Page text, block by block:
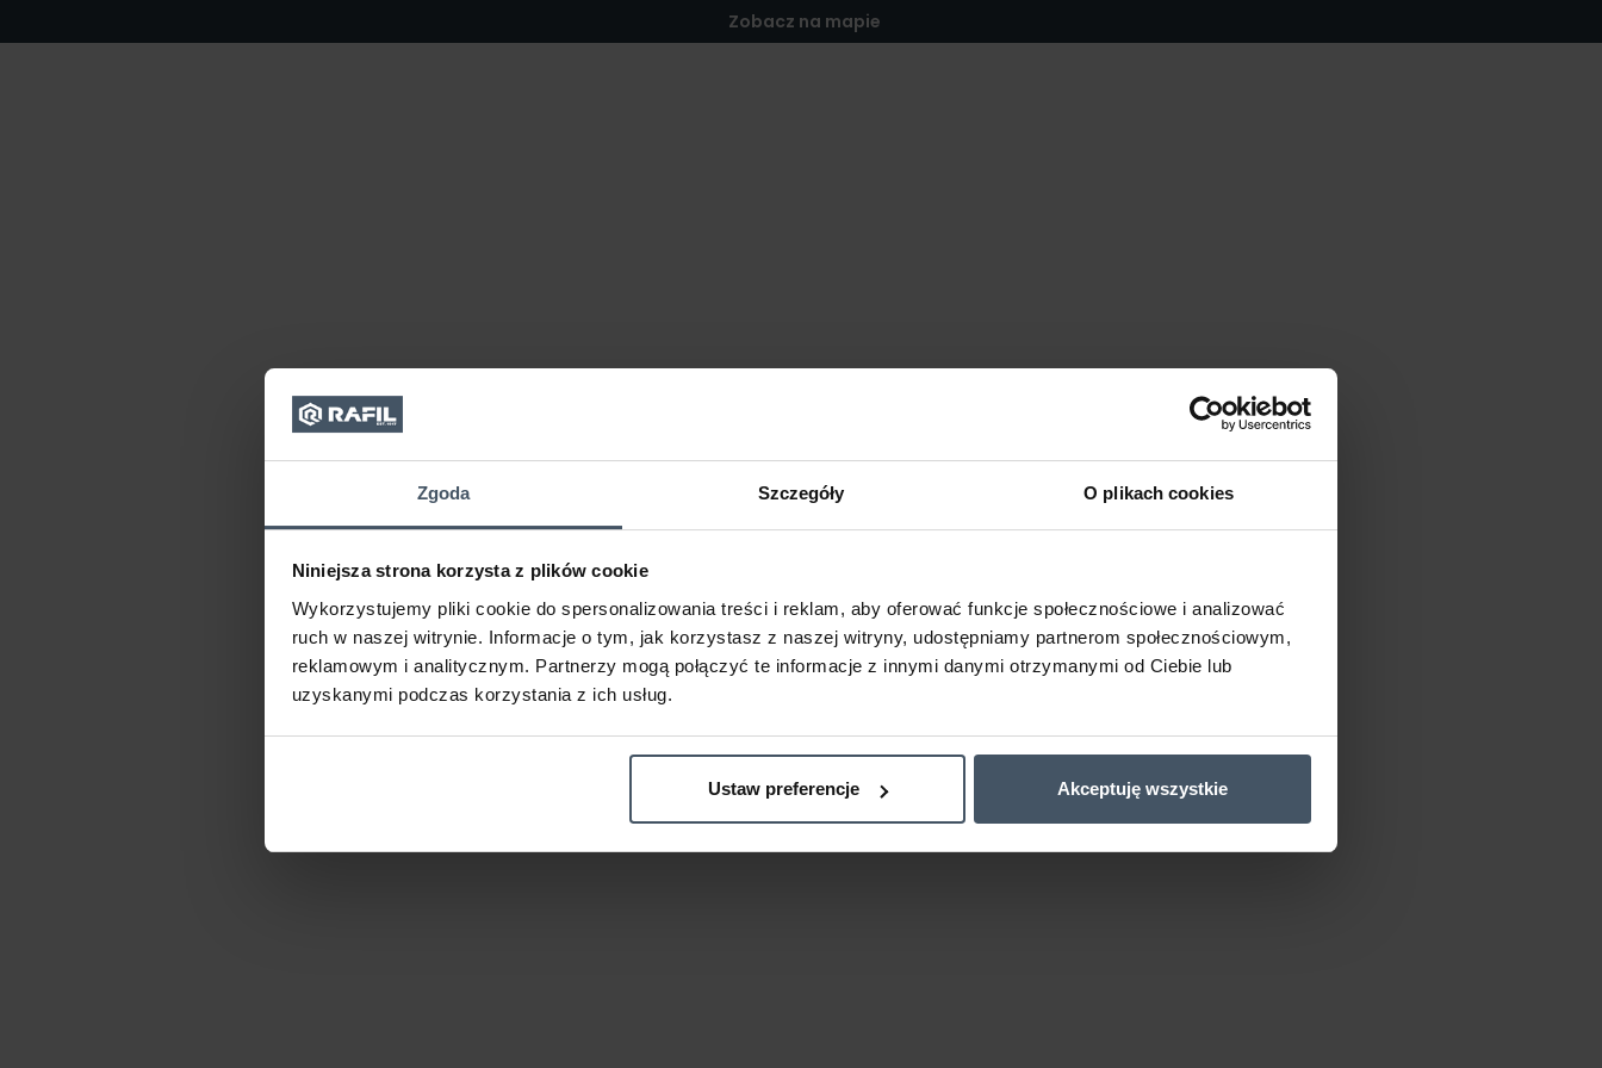
Zgoda Szczegóły O plikach cookies
Niniejsza strona korzysta z plików cookie
Wykorzystujemy pliki cookie do spersonalizowania treści i reklam, aby oferować funkcje społecznościowe i analizować
ruch w naszej witrynie. Informacje o tym, jak korzystasz z naszej witryny, udostępniamy partnerom społecznościowym,
reklamowym i analitycznym. Partnerzy mogą połączyć te informacje z innymi danymi otrzymanymi od Ciebie lub
uzyskanymi podczas korzystania z ich usług.
Ustaw preferencje Akceptuję wszystkie
Zobacz na mapie